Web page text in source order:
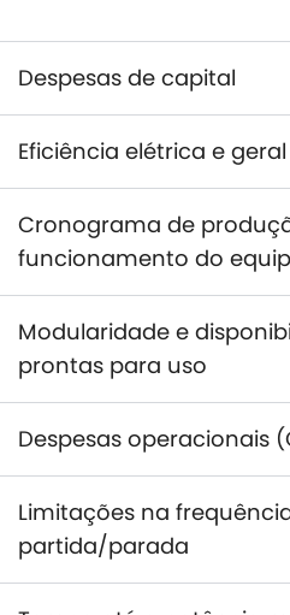
Despesas de capital
Eficiência elétrica e
Cronograma de
funcionamento do
Modularidade e
prontas para uso
Despesas operacionais
Limitações na
partida/parada